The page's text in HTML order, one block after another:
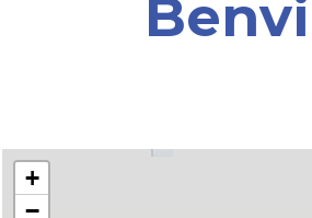
+
−